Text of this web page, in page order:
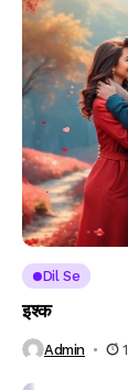
Dil Se
इश्क
Admin